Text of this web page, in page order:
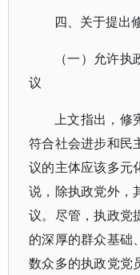
四、关于提出
（一）允许
议
上文指出，修
符合社会进步和民
议的主体应该多元
说，除执政党外，
议。尽管，执政党
的深厚的群众基础
数众多的执政党党